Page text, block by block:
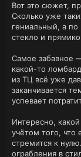
Вот это сюжет,
Сколько уже
гениальный, а по
стекло и
Самое забавное
какой-то
из ТЦ всё уже
заканчивается
успевает
Интересно,
учётом того,
стремится к
ограбления в